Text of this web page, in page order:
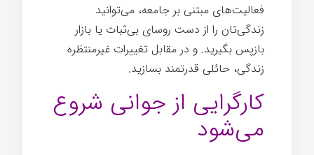
فعالیت‌های مبتنی بر جامعه، می‌توانید
زندگی‌تان را از دست روسای بی‌ثبات یا بازار
بازپس بگیرید. و در مقابل تغییرات غیرمنتظره
زندگی، حائلی قدرتمند بسازید.
کارگرایی از جوانی شروع
می‌شود